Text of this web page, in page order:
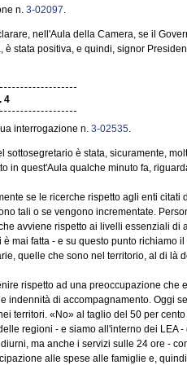
n. 3-02097.
nell'Aula della Camera, se il
è stata positiva, e quindi, signor
4
interrogazione n. 3-02535.
è stata, sicuramente,
in quest'Aula qualche minuto fa,
se le ricerche rispetto agli enti citati
tali o se vengono incrementate.
avviene rispetto ai livelli essenziali di
mai fatta - e su questo punto richiamo
quelle che sono nel territorio, al di là
rispetto ad una preoccupazione che
indennità di accompagnamento. Oggi
territori. «No» al taglio del 50 per
regioni - e siamo all'interno dei LEA -
ma anche i servizi sulle 24 ore -
alle spese alle famiglie e,